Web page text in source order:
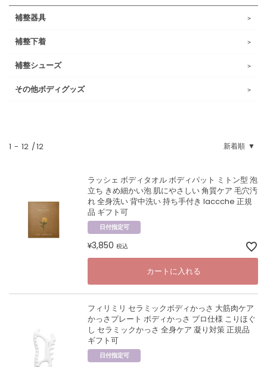
補整器具
補整下着
補整シューズ
その他ボディグッズ
新着順
1 - 12 12
ラッシェ ボディタオル ボディパット ミトン型 泡
立ち きめ細かい泡 肌にやさしい 角質ケア 毛穴汚
れ 全身洗い 背中洗い 持ち手付き laccche 正規
品 ギフト可
日付指定可
¥3,850 税込
カートに入れる
フィリミリ セラミックボディかっさ 大筋肉ケア
かっさプレート ボディかっさ プロ仕様 こりほぐ
し セラミックかっさ 全身ケア 凝り対策 正規品
ギフト可
日付指定可